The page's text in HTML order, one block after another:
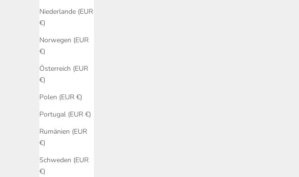
Niederlande (EUR
€)
Norwegen (EUR
€)
Österreich (EUR
€)
Polen (EUR €)
Portugal (EUR €)
Rumänien (EUR
€)
Schweden (EUR
€)